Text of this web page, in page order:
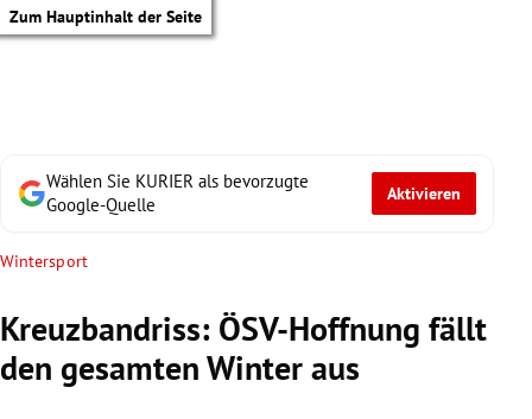
Zum Hauptinhalt der Seite
Wählen Sie KURIER als bevorzugte
Google-Quelle
Aktivieren
Wintersport
Kreuzbandriss: ÖSV-Hoffnung fällt
den gesamten Winter aus